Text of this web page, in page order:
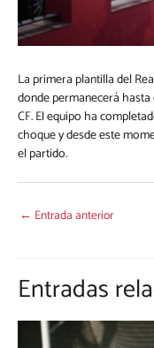
La primera plantilla del
donde permanecerá
CF. El equipo ha
choque y desde este
el partido.
← Entrada anterior
Entradas